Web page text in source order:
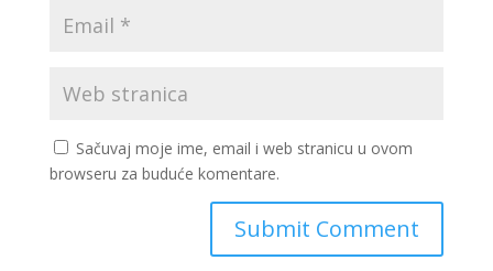
Sačuvaj moje ime, email i web stranicu u ovom
browseru za buduće komentare.